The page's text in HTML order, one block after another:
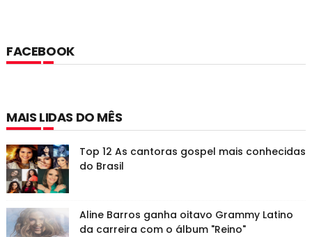
FACEBOOK
MAIS LIDAS DO MÊS
Top 12 As cantoras gospel mais conhecidas
do Brasil
Aline Barros ganha oitavo Grammy Latino
da carreira com o álbum "Reino"